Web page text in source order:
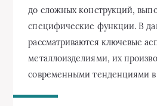
до сложных конструкций,
специфические функции. В
рассматриваются ключевые
металлоизделиями, их
современными тенденциями в